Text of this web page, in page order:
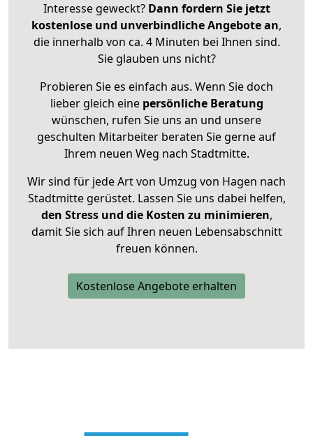
Interesse geweckt? Dann fordern Sie jetzt
kostenlose und unverbindliche Angebote an,
die innerhalb von ca. 4 Minuten bei Ihnen sind.
Sie glauben uns nicht?
Probieren Sie es einfach aus. Wenn Sie doch
lieber gleich eine persönliche Beratung
wünschen, rufen Sie uns an und unsere
geschulten Mitarbeiter beraten Sie gerne auf
Ihrem neuen Weg nach Stadtmitte.
Wir sind für jede Art von Umzug von Hagen nach
Stadtmitte gerüstet. Lassen Sie uns dabei helfen,
den Stress und die Kosten zu minimieren,
damit Sie sich auf Ihren neuen Lebensabschnitt
freuen können.
Kostenlose Angebote erhalten